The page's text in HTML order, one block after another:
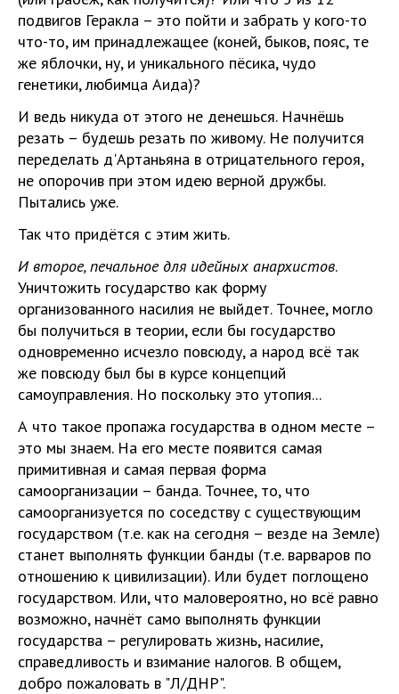
подвигов Геракла – это пойти и забрать у кого-то
что-то, им принадлежащее (коней, быков, пояс, те
же яблочки, ну, и уникального пёсика, чудо
генетики, любимца Аида)?
И ведь никуда от этого не денешься. Начнёшь
резать – будешь резать по живому. Не получится
переделать д'Артаньяна в отрицательного героя,
не опорочив при этом идею верной дружбы.
Пытались уже.
Так что придётся с этим жить.
И второе, печальное для идейных анархистов.
Уничтожить государство как форму
организованного насилия не выйдет. Точнее, могло
бы получиться в теории, если бы государство
одновременно исчезло повсюду, а народ всё так
же повсюду был бы в курсе концепций
самоуправления. Но поскольку это утопия...
А что такое пропажа государства в одном месте –
это мы знаем. На его месте появится самая
примитивная и самая первая форма
самоорганизации – банда. Точнее, то, что
самоорганизуется по соседству с существующим
государством (т.е. как на сегодня – везде на Земле)
станет выполнять функции банды (т.е. варваров по
отношению к цивилизации). Или будет поглощено
государством. Или, что маловероятно, но всё равно
возможно, начнёт само выполнять функции
государства – регулировать жизнь, насилие,
справедливость и взимание налогов. В общем,
добро пожаловать в "Л/ДНР".